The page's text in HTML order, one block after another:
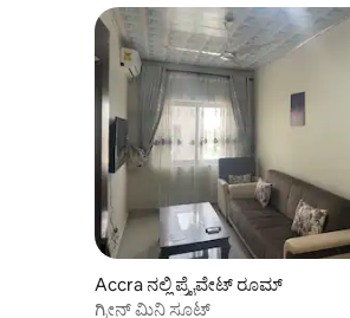
Accra ನಲ್ಲಿ ಪ್ರೈವೇಟ್ ರೂಮ್
ಗ್ರೀನ್ ಮಿನಿ ಸೂಟ್